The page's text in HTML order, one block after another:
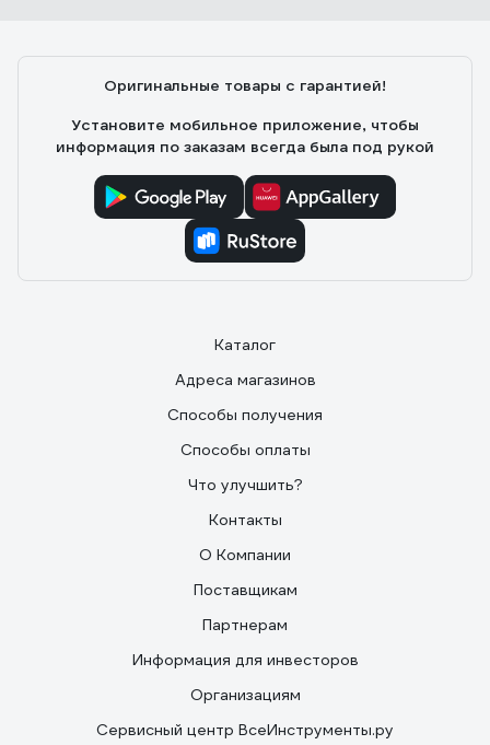
Оригинальные товары с гарантией!
Установите мобильное приложение, чтобы
информация по заказам всегда была под рукой
Каталог
Адреса магазинов
Способы получения
Способы оплаты
Что улучшить?
Контакты
О Компании
Поставщикам
Партнерам
Информация для инвесторов
Организациям
Сервисный центр ВсеИнструменты.ру